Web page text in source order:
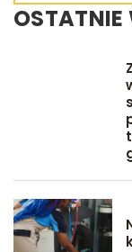
OSTATNIE